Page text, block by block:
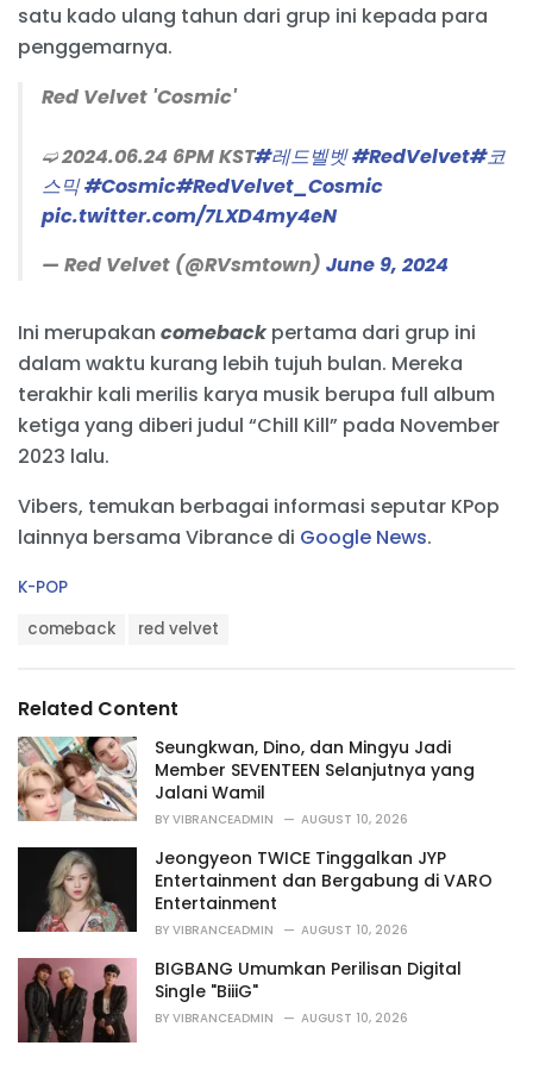
satu kado ulang tahun dari grup ini kepada para
penggemarnya.
Red Velvet 'Cosmic'
➫ 2024.06.24 6PM KST#레드벨벳#RedVelvet#코
스믹#Cosmic#RedVelvet_Cosmic
pic.twitter.com/7LXD4my4eN
— Red Velvet (@RVsmtown) June 9, 2024
Ini merupakan comebackpertama dari grup ini
dalam waktu kurang lebih tujuh bulan. Mereka
terakhir kali merilis karya musik berupa full album
ketiga yang diberi judul “Chill Kill” pada November
2023 lalu.
Vibers, temukan berbagai informasi seputar KPop
lainnya bersama Vibrance di Google News.
C
r
i
e
s
:
K-POP
:
comeback red velvet
Related Content
Seungkwan, Dino, dan Mingyu Jadi
Member SEVENTEEN Selanjutnya yang
Jalani Wamil
BY VIBRANCEADMIN AUGUST 10, 2026
Jeongyeon TWICE Tinggalkan JYP
Entertainment dan Bergabung di VARO
Entertainment
BY VIBRANCEADMIN AUGUST 10, 2026
BIGBANG Umumkan Perilisan Digital
Single "BiiiG"
BY VIBRANCEADMIN AUGUST 10, 2026